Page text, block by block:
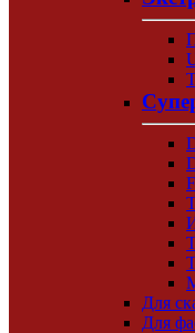
Для
Для